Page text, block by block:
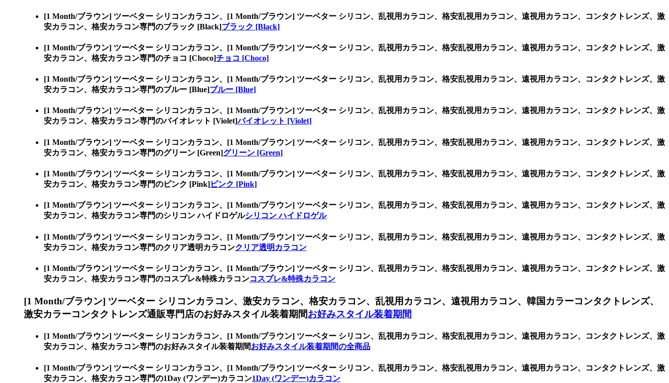
[1 Month/ブラウン] ツーベター シリコンカラコン、 [1 Month/ブラウン] ツーベター シリコン、乱視用カラコン、格安乱視用カラコン、遠視用カラコン、コンタクトレンズ、激
安カラコン、格安カラコン専門のブラック [Black]ブラック [Black]
[1 Month/ブラウン] ツーベター シリコンカラコン、 [1 Month/ブラウン] ツーベター シリコン、乱視用カラコン、格安乱視用カラコン、遠視用カラコン、コンタクトレンズ、激
安カラコン、格安カラコン専門のチョコ [Choco]チョコ [Choco]
[1 Month/ブラウン] ツーベター シリコンカラコン、 [1 Month/ブラウン] ツーベター シリコン、乱視用カラコン、格安乱視用カラコン、遠視用カラコン、コンタクトレンズ、激
安カラコン、格安カラコン専門のブルー [Blue]ブルー [Blue]
[1 Month/ブラウン] ツーベター シリコンカラコン、
[1 Month/ブラウン] ツーベター シリコン、乱視用カラコン、格安乱視用カラコン、遠視用カラコン、コンタクトレンズ、激
安カラコン、格安カラコン専門のバイオレット [Violet]バイオレット [Violet]
[1 Month/ブラウン] ツーベター シリコンカラコン、 [1 Month/ブラウン] ツーベター シリコン、乱視用カラコン、格安乱視用カラコン、遠視用カラコン、コンタクトレンズ、激
安カラコン、格安カラコン専門のグリーン [Green]グリーン [Green]
[1 Month/ブラウン] ツーベター シリコンカラコン、 [1 Month/ブラウン] ツーベター シリコン、乱視用カラコン、格安乱視用カラコン、遠視用カラコン、コンタクトレンズ、激
安カラコン、格安カラコン専門のピンク [Pink]ピンク [Pink]
[1 Month/ブラウン] ツーベター シリコンカラコン、 [1 Month/ブラウン] ツーベター シリコン、乱視用カラコン、格安乱視用カラコン、遠視用カラコン、コンタクトレンズ、激
安カラコン、格安カラコン専門のシリコン ハイドロゲルシリコン ハイドロゲル
[1 Month/ブラウン] ツーベター シリコンカラコン、 [1 Month/ブラウン] ツーベター シリコン、乱視用カラコン、格安乱視用カラコン、遠視用カラコン、コンタクトレンズ、激
安カラコン、格安カラコン専門のクリア透明カラコンクリア透明カラコン
[1 Month/ブラウン] ツーベター シリコンカラコン、 [1 Month/ブラウン] ツーベター シリコン、乱視用カラコン、格安乱視用カラコン、遠視用カラコン、コンタクトレンズ、激
安カラコン、格安カラコン専門のコスプレ&特殊カラコンコスプレ&特殊カラコン
[1 Month/ブラウン] ツーベター シリコンカラコン、 激安カラコン、格安カラコン、乱視用カラコン、遠視用カラコン、韓国カラーコンタクトレンズ、
激安カラーコンタクトレンズ通販専門店のお好みスタイル装着期間お好みスタイル装着期間
[1 Month/ブラウン] ツーベター シリコンカラコン、 [1 Month/ブラウン] ツーベター シリコン、乱視用カラコン、格安乱視用カラコン、遠視用カラコン、コンタクトレンズ、激
安カラコン、格安カラコン専門のお好みスタイル装着期間お好みスタイル装着期間の全商品
[1 Month/ブラウン] ツーベター シリコンカラコン、 [1 Month/ブラウン] ツーベター シリコン、乱視用カラコン、格安乱視用カラコン、遠視用カラコン、コンタクトレンズ、激
安カラコン、格安カラコン専門の1Day (ワンデー)カラコン1Day (ワンデー)カラコン